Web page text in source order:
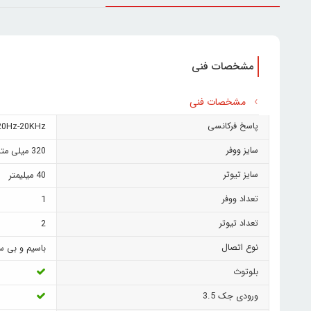
مشخصات فنی
مشخصات فنی
پاسخ فرکانسی
20KHz
سایز ووفر
320 میلی متر
سایز تیوتر
40 میلیمتر
تعداد ووفر
1
تعداد تیوتر
2
نوع اتصال
باسیم و بی
بلوتوث
ورودی جک 3.5